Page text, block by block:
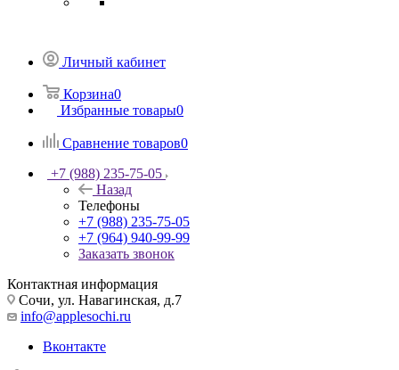
Личный кабинет
Корзина0
Избранные товары0
Сравнение товаров0
+7 (988) 235-75-05
Назад
Телефоны
+7 (988) 235-75-05
+7 (964) 940-99-99
Заказать звонок
Контактная информация
Сочи, ул. Навагинская, д.7
info@applesochi.ru
Вконтакте